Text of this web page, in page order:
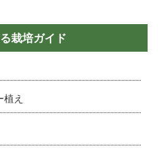
栽培ガイド
え